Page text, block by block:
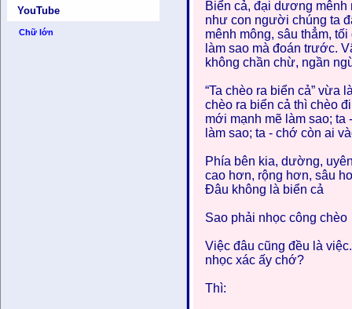
YouTube
Chữ lớn
Biển cả, đại dương mênh
như con người chúng ta
mênh mông, sâu thẳm,
làm sao mà đoán trước.
không chần chừ, ngần
“Ta chèo ra biển cả” vừa
chèo ra biển cả thì chèo
mới mạnh mẽ làm sao;
làm sao; ta - chớ còn ai
Phía bên kia, dường,
cao hơn, rộng hơn, sâu
Đâu không là biển cả
Sao phải nhọc công chèo
Việc đâu cũng đều là
nhọc xác ấy chớ?
Thì: